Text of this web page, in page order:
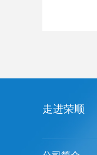
走进荣顺